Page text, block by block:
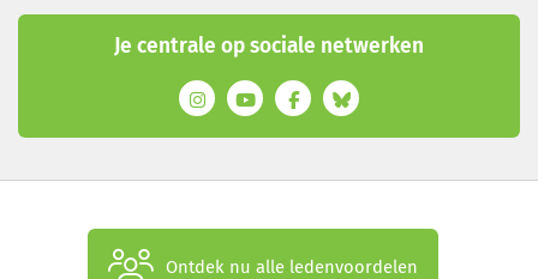
Je centrale op sociale netwerken
Ontdek nu alle ledenvoordelen